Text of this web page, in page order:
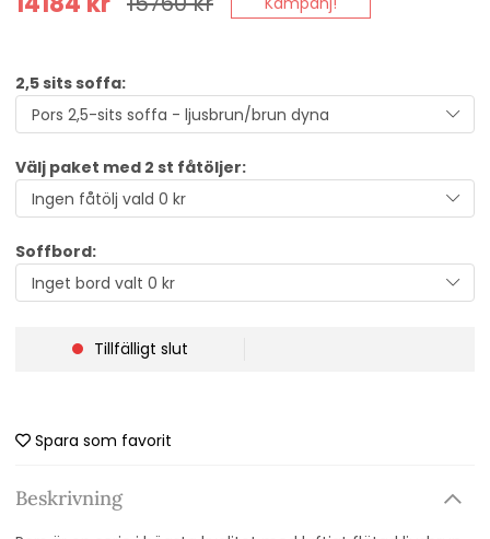
2,5 sits soffa:
Välj paket med 2 st fåtöljer:
Soffbord:
Tillfälligt slut
Spara som favorit
Beskrivning